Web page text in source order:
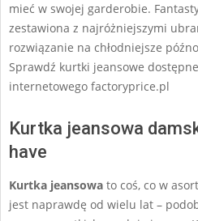
mieć w swojej garderobie.
zestawiona z najróżniejszymi
rozwiązanie na chłodniejsze
Sprawdź kurtki jeansowe
internetowego factoryprice.pl
Kurtka jeansowa
have
Kurtka jeansowa to coś, co w
jest naprawdę od wielu lat –